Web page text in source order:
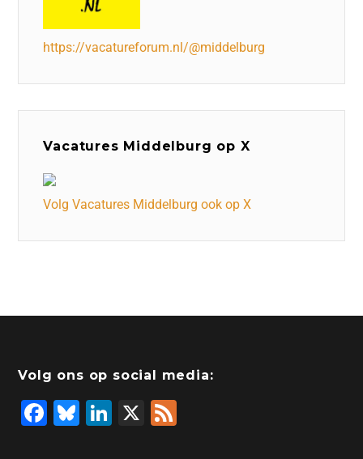
https://vacatureforum.nl/@middelburg
Vacatures Middelburg op X
Volg Vacatures Middelburg ook op X
Volg ons op social media:
F
Bl
Li X